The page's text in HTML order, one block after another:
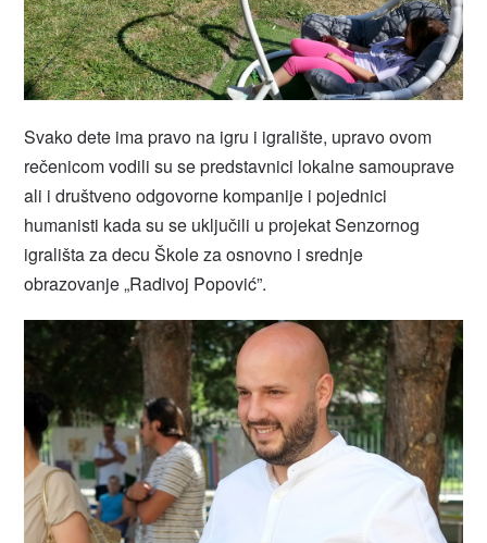
Svako dete ima pravo na igru i igralište, upravo ovom
rečenicom vodili su se predstavnici lokalne samouprave
ali i društveno odgovorne kompanije i pojednici
humanisti kada su se uključili u projekat Senzornog
igrališta za decu Škole za osnovno i srednje
obrazovanje „Radivoj Popović”.